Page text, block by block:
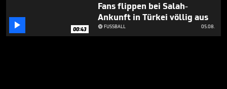
 00:43
Fans flippen bei Salah-
Ankunft in Türkei völlig aus
FUSSBALL 05.08.